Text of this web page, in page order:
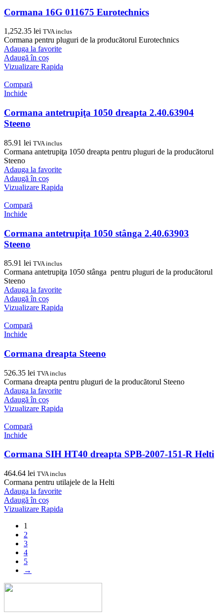
Cormana 16G 011675 Eurotechnics
1,252.35 lei TVA inclus
Cormana pentru pluguri de la producătorul Eurotechnics
Adauga la favorite
Adaugă în coș
Vizualizare Rapida
Compară
Inchide
Cormana antetrupiţa 1050 dreapta 2.40.63904
Steeno
85.91 lei TVA inclus
Cormana antetrupiţa 1050 dreapta pentru pluguri de la producătorul
Steeno
Adauga la favorite
Adaugă în coș
Vizualizare Rapida
Compară
Inchide
Cormana antetrupiţa 1050 stânga 2.40.63903
Steeno
85.91 lei TVA inclus
Cormana antetrupiţa 1050 stânga pentru pluguri de la producătorul
Steeno
Adauga la favorite
Adaugă în coș
Vizualizare Rapida
Compară
Inchide
Cormana dreapta Steeno
526.35 lei TVA inclus
Cormana dreapta pentru pluguri de la producătorul Steeno
Adauga la favorite
Adaugă în coș
Vizualizare Rapida
Compară
Inchide
Cormana SIH HT40 dreapta SPB-2007-151-R Helti
464.64 lei TVA inclus
Cormana pentru utilajele de la Helti
Adauga la favorite
Adaugă în coș
Vizualizare Rapida
1
2
3
4
5
→